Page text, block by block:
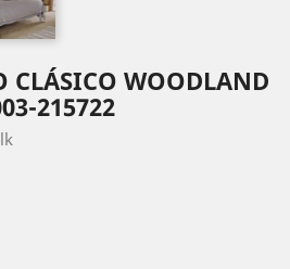
CLÁSICO WOODLAND
215722